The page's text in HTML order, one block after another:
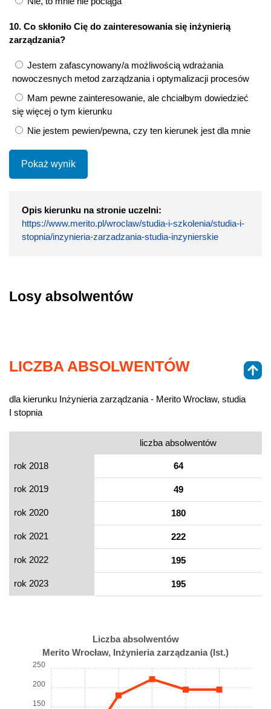
10. Co skłoniło Cię do zainteresowania się inżynierią
zarządzania?
Jestem zafascynowany/a możliwością wdrażania
nowoczesnych metod zarządzania i optymalizacji procesów
Mam pewne zainteresowanie, ale chciałbym dowiedzieć
się więcej o tym kierunku
Nie jestem pewien/pewna, czy ten kierunek jest dla mnie
Pokaż wynik
Opis kierunku na stronie uczelni:
https://www.merito.pl/wroclaw/studia-i-szkolenia/studia-i-
stopnia/inzynieria-zarzadzania-studia-inzynierskie
Losy absolwentów
LICZBA ABSOLWENTÓW
dla kierunku Inżynieria zarządzania - Merito Wrocław, studia
I stopnia
liczba absolwentów
rok 2018 64
rok 2019 49
rok 2020 180
rok 2021 222
rok 2022 195
rok 2023 195
Liczba absolwentów
Merito Wrocław, Inżynieria zarządzania (Ist.)
150
200
250